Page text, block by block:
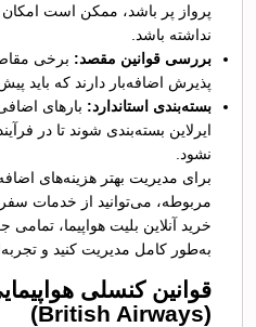
پرواز پر باشد، ممکن است
نداشته باشد.
بررسی قوانین مقصد: برخی
پذیرش اضافه‌بار دارند که باید
بسته‌بندی استاندارد: بارهای
ایرلاین بسته‌بندی شوند تا در
نشود.
برای مدیریت بهتر هزینه‌های
مربوطه، می‌توانید از خدمات
خرید آنلاین بلیت هواپیما،
به‌طور کامل مدیریت کنید و
قوانین کنسلی
(British Airways)